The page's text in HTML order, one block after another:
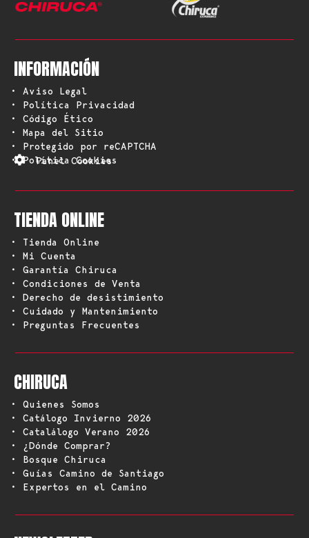
INFORMACIÓN
• Aviso Legal
• Política Privacidad
• Código Ético
• Mapa del Sitio
• Protegido por reCAPTCHA
• Política Cookies
Panel Cookies
TIENDA ONLINE
• Tienda Online
• Mi Cuenta
• Garantía Chiruca
• Condiciones de Venta
• Derecho de desistimiento
• Cuidado y Mantenimiento
• Preguntas Frecuentes
CHIRUCA
• Quienes Somos
• Catálogo Invierno 2026
• Catalálogo Verano 2026
• ¿Dónde Comprar?
• Bosque Chiruca
• Guías Camino de Santiago
• Expertos en el Camino